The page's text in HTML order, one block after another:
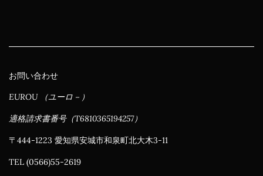
お問い合わせ
EUROU （ユーロ－）
適格請求書番号（T6810365194257）
〒444-1223 愛知県安城市和泉町北大木3-11
TEL (0566)55-2619